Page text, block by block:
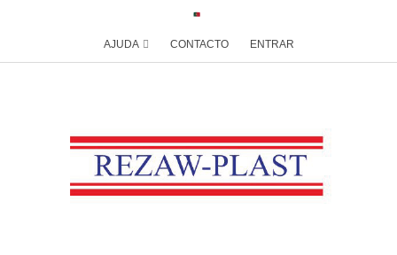
AJUDA CONTACTO ENTRAR